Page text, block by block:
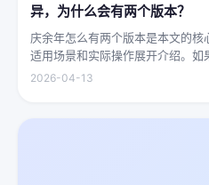
异，为什么会有两个版本？
庆余年怎么有两个版本是本文的核
适用场景和实际操作展开介绍。如
可能会发现这部剧在不同视频平台
2026-04-13